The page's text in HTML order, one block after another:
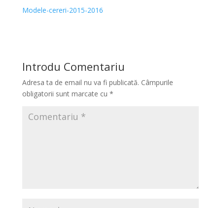
Modele-cereri-2015-2016
Introdu Comentariu
Adresa ta de email nu va fi publicată. Câmpurile
obligatorii sunt marcate cu *